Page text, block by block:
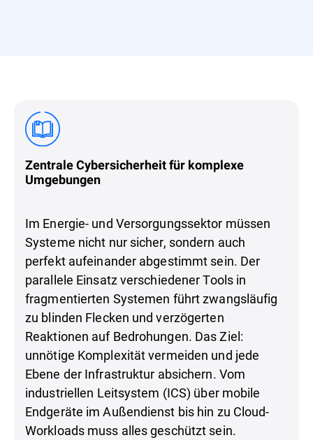
Zentrale Cybersicherheit für komplexe
Umgebungen
Im Energie- und Versorgungssektor müssen
Systeme nicht nur sicher, sondern auch
perfekt aufeinander abgestimmt sein. Der
parallele Einsatz verschiedener Tools in
fragmentierten Systemen führt zwangsläufig
zu blinden Flecken und verzögerten
Reaktionen auf Bedrohungen. Das Ziel:
unnötige Komplexität vermeiden und jede
Ebene der Infrastruktur absichern. Vom
industriellen Leitsystem (ICS) über mobile
Endgeräte im Außendienst bis hin zu Cloud-
Workloads muss alles geschützt sein.